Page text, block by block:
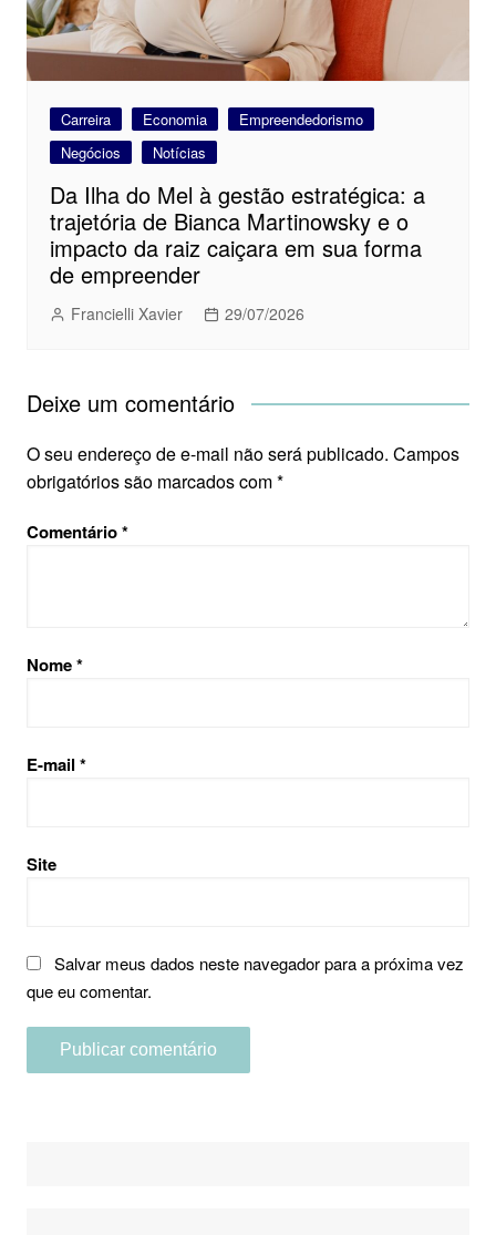
Carreira Economia
Empreendedorismo
Negócios
Notícias
Da Ilha do Mel à gestão estratégica: a
trajetória de Bianca Martinowsky e o
impacto da raiz caiçara em sua forma
de empreender
Francielli Xavier 29/07/2026
Deixe um comentário
O seu endereço de e-mail não será publicado. Campos
obrigatórios são marcados com*
Comentário*
Nome*
E-mail *
Site
Salvar meus dados neste navegador para a próxima vez
que eu comentar.